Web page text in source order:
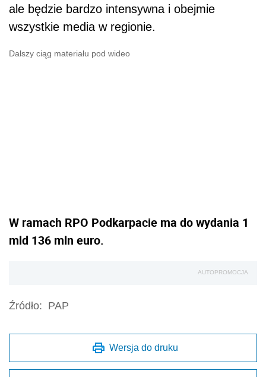
ale będzie bardzo intensywna i obejmie
wszystkie media w regionie.
Dalszy ciąg materiału pod wideo
W ramach RPO Podkarpacie ma do wydania 1
mld 136 mln euro.
AUTOPROMOCJA
Źródło: PAP
Wersja do druku